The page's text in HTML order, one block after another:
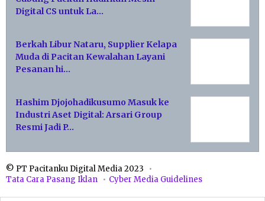
Digital CS untuk La…
Berkah Libur Nataru, Supplier Kelapa
Muda di Pacitan Kewalahan Layani
Pesanan hi…
Hashim Djojohadikusumo Masuk ke
Industri Aset Digital: Arsari Group
Resmi Jadi P…
© PT Pacitanku Digital Media 2023
Tata Cara Pasang Iklan
Cyber Media Guidelines